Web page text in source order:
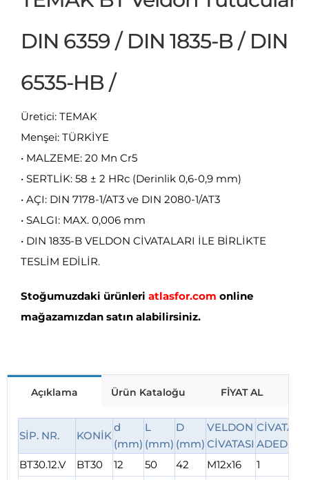
DIN 6359 / DIN 1835-B / DIN
6535-HB /
Üretici: TEMAK
Menşei: TÜRKİYE
• MALZEME: 20 Mn Cr5
• SERTLİK: 58 ± 2 HRc (Derinlik 0,6-0,9 mm)
• AÇI: DIN 7178-1/AT3 ve DIN 2080-1/AT3
• SALGI: MAX. 0,006 mm
• DIN 1835-B VELDON CİVATALARI İLE BİRLİKTE
TESLİM EDİLİR.
Stoğumuzdaki ürünleri atlasfor.com online
mağazamızdan satın alabilirsiniz.
Açıklama Ürün Kataloğu FİYAT AL
SİP. NR. KONİK
d
(mm)
L
(mm)
D
(mm)
VELDON
CİVATASI
CİVATA
ADEDİ
BT30.12.V BT30 12 50 42 M12x16 1